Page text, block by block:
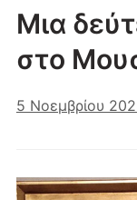
Μια
στο
5 Νοεμβρίου